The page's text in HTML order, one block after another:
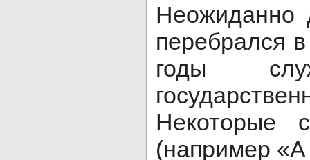
Неожиданно
перебрался
годы
Некоторые
(например